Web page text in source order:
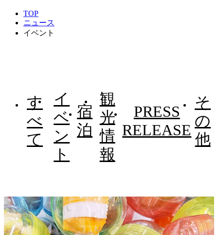
TOP
ニュース
イベント
す
べ
て
イ
ベ
ン
ト
宿
泊
観
光
情
報
PRESS
RELEASE
そ
の
他